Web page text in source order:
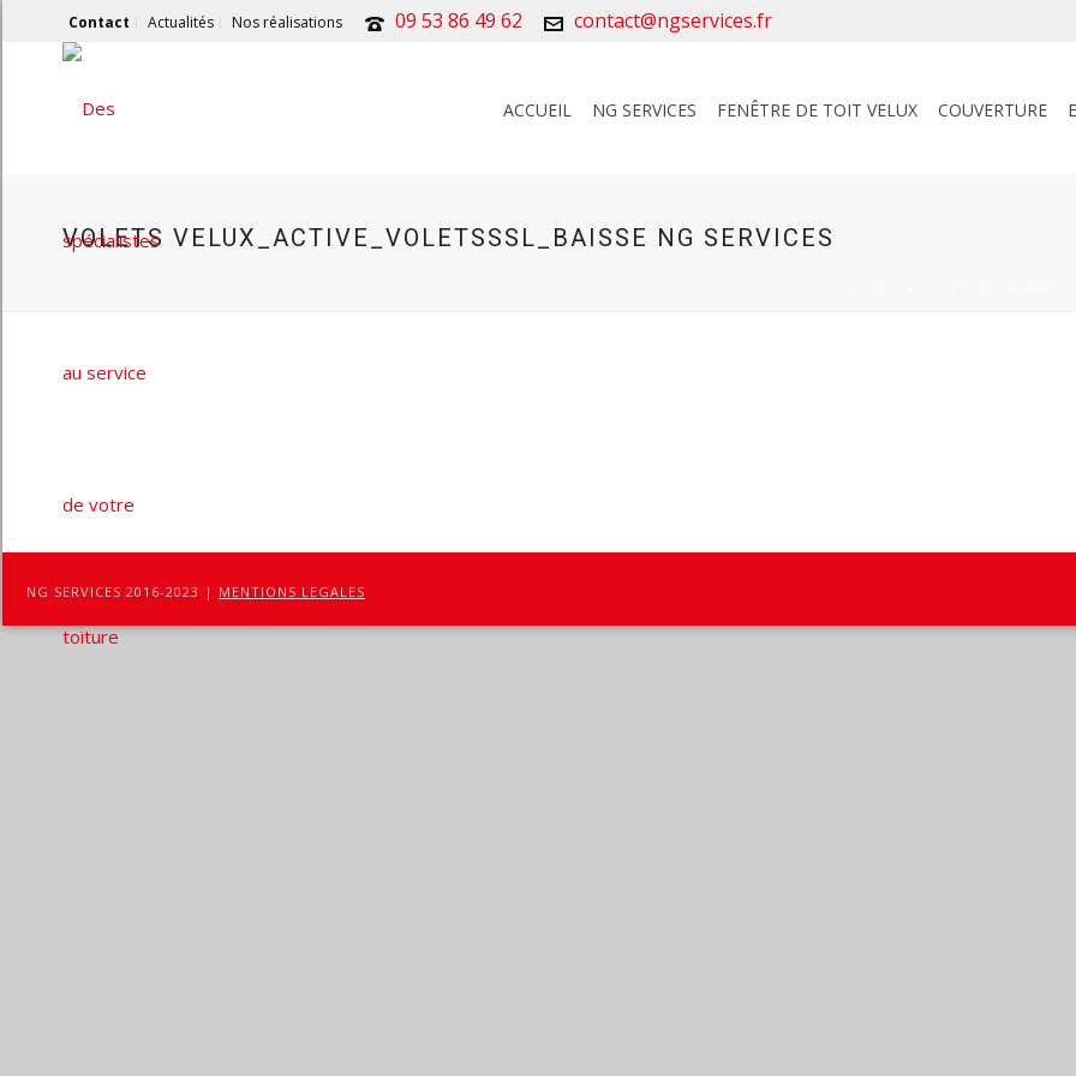
Contact Actualités Nos réalisations 09 53 86 49 62 contact@ngservices.fr
ACCUEIL NG SERVICES FENÊTRE DE TOIT VELUX COUVERTURE
VOLETS VELUX_ACTIVE_VOLETSSSL_BAISSE NG SERVICES
NG SERVICES 2016-2023 | MENTIONS LEGALES